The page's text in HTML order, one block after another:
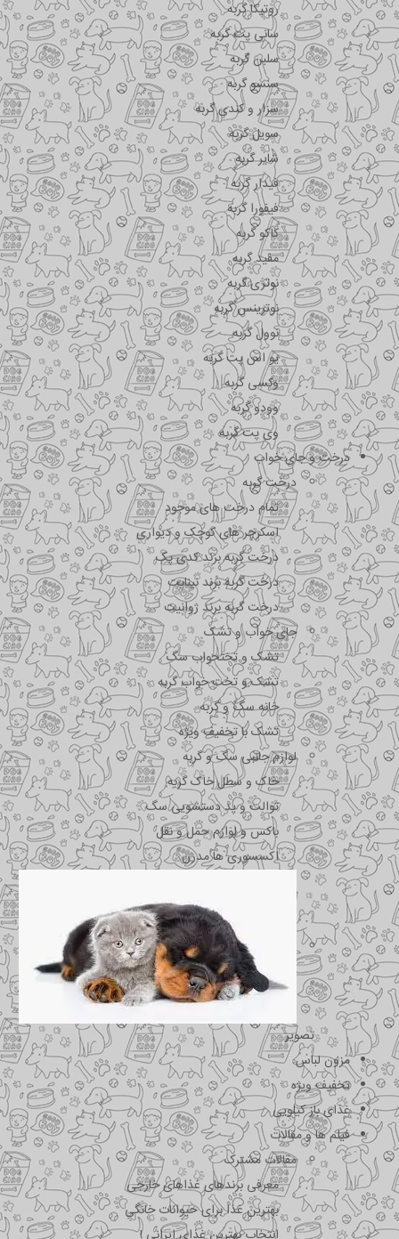
روتیکا گربه
سانی پت گربه
سلبن گربه
سنسو گربه
سزار و کندی گربه
سویل گربه
شایر گربه
فیدار گربه
فیفورا گربه
کاکو گربه
مفید گربه
نوتری گربه
نوترینس گربه
نوول گربه
یو اس پت گربه
وکسی گربه
وودو گربه
وی پت گربه
درخت و جای خواب
درخت گربه
تمام درخت های موجود
اسکرچر های کوچک و دیواری
درخت گربه برند کدی پک
درخت گربه برند نیناپت
درخت گربه برند ژوانیت
جای خواب و تشک
تشک و تختحواب سگ
تشک و تخت خواب گربه
خانه سگ و گربه
تشک با تخفیف ویژه
لوازم جانبی سگ و گربه
خاک و سطل خاک گربه
توالت و پد دستشویی سگ
باکس و لوازم حمل و نقل
اکسسوری ها مدرن
تصویر
مزون لباس
تخفیف ویژه
غذای باز کیلویی
فیلم ها و مقالات
مقالات مشترک
معرفی برندهای غذاهای خارجی
بهترین غذا برای حیوانات خانگی